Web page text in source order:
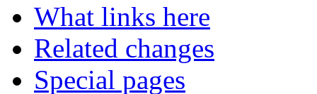
What links here
Related changes
Special pages